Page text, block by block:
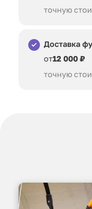
точную
Доставка
от12 000 ₽
точную